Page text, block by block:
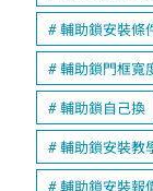
輔助鎖安裝條
輔助鎖門框寬
輔助鎖自己換
輔助鎖安裝教
輔助鎖安裝報